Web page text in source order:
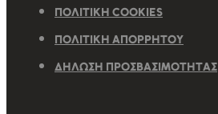
ΠΟΛΙΤΙΚΉ COOKIES
ΠΟΛΙΤΙΚΉ ΑΠΟΡΡΉΤΟΥ
ΔΉΛΩΣΗ ΠΡΟΣΒΑΣΙΜΌΤΗΤΑΣ